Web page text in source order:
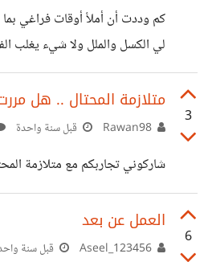
يحتمل. حين تختلط العاطفة
الموظف إلى: قراءة القرارات
كم وددت أن أملأ أوقات فراغي
لي الكسل والملل ولا شيء يغلب
أن اعمل عن بعد ولو شيئا بسيطا
في حياتي ولم أضيع وقتي.. هل
سابقة في أي مجال وأكتسب الخبرة
3
متلازمة المحتال .. هل
قبل سنة واحدة
شاركوني تجاربكم مع متلازمة
6
العمل عن بعد
قبل سنة